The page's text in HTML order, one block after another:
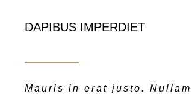
DAPIBUS IMPERDIET
Mauris in erat justo.